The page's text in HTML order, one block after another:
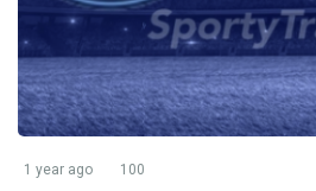
1 year ago 100